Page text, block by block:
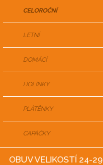
CELOROČNÍ
LETNÍ
DOMÁCÍ
HOLÍNKY
PLÁTĚNKY
CAPÁČKY
OBUV VELIKOSTÍ 24-29